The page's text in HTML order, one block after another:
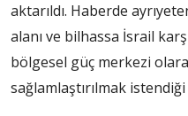
aktarıldı. Haberde
alanı ve bilhassa İsrail
bölgesel güç merkezi
sağlamlaştırılmak